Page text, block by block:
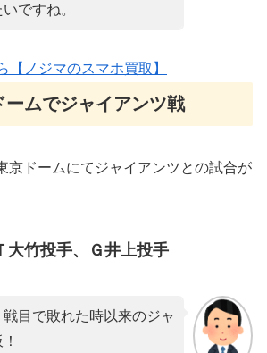
ですね。
【ノジマのスマホ買取】
ームでジャイアンツ戦
京ドームにてジャイアンツとの試合が
大竹投手、Ｇ井上投手
目で敗れた時以来のジャ